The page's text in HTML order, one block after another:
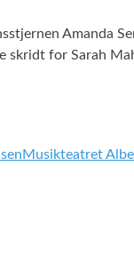
Amanda
skridt for Sarah
Musikteatret